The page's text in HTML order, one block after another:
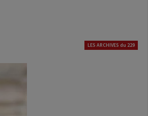
LES ARCHIVES du 229